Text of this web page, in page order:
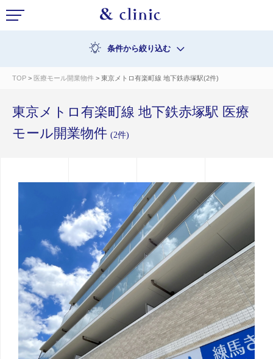
条件から絞り込む
TOP > 医療モール開業物件 > 東京メトロ有楽町線 地下鉄赤塚駅(2件)
東京メトロ有楽町線 地下鉄赤塚駅 医療
モール開業物件 (2件)